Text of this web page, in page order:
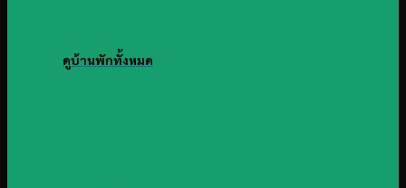
ดูบ้านพักทั้งหมด